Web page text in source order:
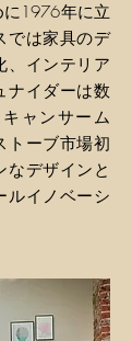
に1976年に立
では家具のデ
、インテリア
ナイダーは数
ャンサーム
トーブ市場初
なデザインと
ルイノベーシ